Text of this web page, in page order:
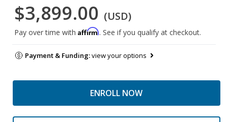
$3,899.00 (USD)
Pay over time with Affirm. See if you qualify at checkout.
Payment & Funding:view your options
ENROLL NOW